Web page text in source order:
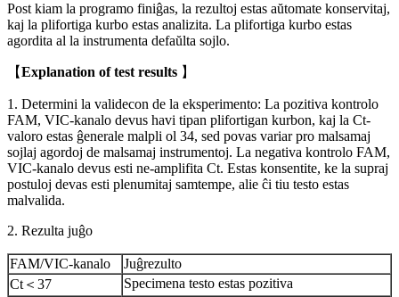
Post kiam la programo finiĝas, la rezultoj estas aŭtomate konservitaj,
kaj la plifortiga kurbo estas analizita. La plifortiga kurbo estas
agordita al la instrumenta defaŭlta sojlo.
【Explanation of test results 】
1. Determini la validecon de la eksperimento: La pozitiva kontrolo
FAM, VIC-kanalo devus havi tipan plifortigan kurbon, kaj la Ct-
valoro estas ĝenerale malpli ol 34, sed povas variar pro malsamaj
sojlaj agordoj de malsamaj instrumentoj. La negativa kontrolo FAM,
VIC-kanalo devus esti ne-amplifita Ct. Estas konsentite, ke la supraj
postuloj devas esti plenumitaj samtempe, alie ĉi tiu testo estas
malvalida.
2. Rezulta juĝo
FAM/VIC-kanalo
Juĝrezulto
Ct＜37
Specimena testo estas pozitiva